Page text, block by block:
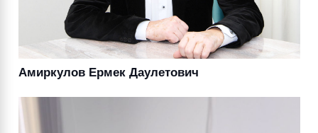
Амиркулов Ермек Даулетович